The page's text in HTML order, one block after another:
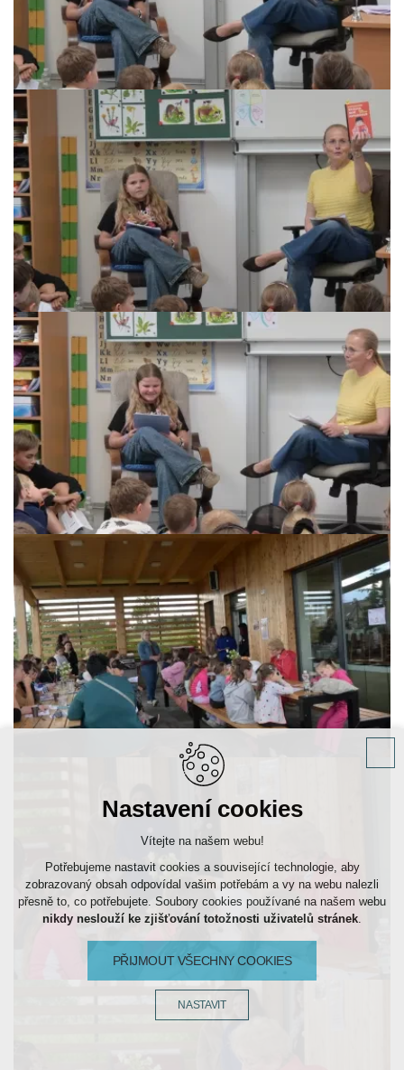
Nastavení cookies
Vítejte na našem webu!
Potřebujeme nastavit cookies a související technologie, aby
zobrazovaný obsah odpovídal vašim potřebám a vy na webu nalezli
přesně to, co potřebujete. Soubory cookies používané na našem webu
nikdy neslouží ke zjišťování totožnosti uživatelů stránek.
PŘIJMOUT VŠECHNY COOKIES
NASTAVIT